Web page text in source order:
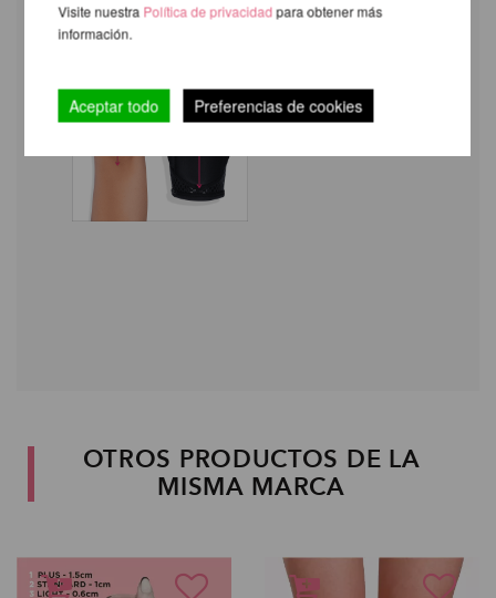
OTROS PRODUCTOS DE LA
MISMA MARCA
Visite nuestra Política de privacidadpara obtener más
información.
Aceptar todo Preferencias de cookies